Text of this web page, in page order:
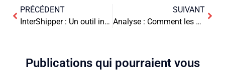
PRÉCÉDENT
InterShipper : Un outil incontournable pour optimiser vos besoins d’expédition dans le e-commerce
SUIVANT
Analyse : Comment les plus grandes sociétés immobilières ont survécu à la crise de 2020-2021
Publications qui pourraient vous